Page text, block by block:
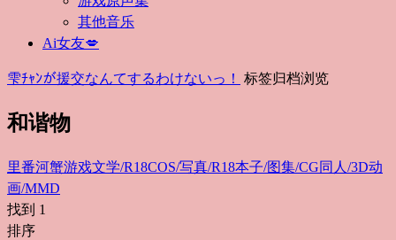
其他音乐
Ai女友💋
雫ﾁｬﾝが援交なんてするわけないっ！ 标签归档浏览
和谐物
里番河蟹游戏文学/R18COS/写真/R18本子/图集/CG同人/3D动
画/MMD
找到 1
排序